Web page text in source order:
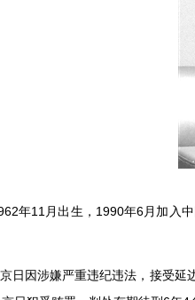
年11 月出生， 1990年6月加入
日因涉嫌严重违纪违法，接受